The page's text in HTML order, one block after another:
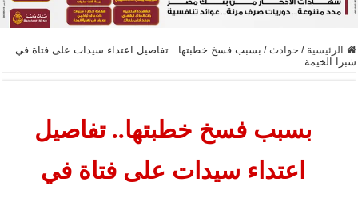
الرئيسية / حوادث / بسبب فسخ خطبتها.. تفاصيل اعتداء سيدات على فتاة في
شبرا الخيمة
بسبب فسخ خطبتها.. تفاصيل
اعتداء سيدات على فتاة في